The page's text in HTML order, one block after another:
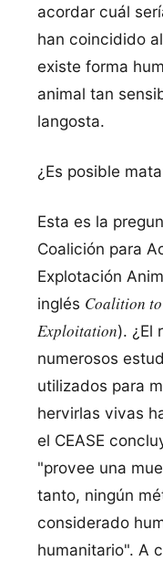
acordar cuál
han coincidido
existe forma
animal tan
langosta.
¿Es posible
Esta es la
Coalición para
Explotación
inglés Coalition
Exploitation). ¿El
numerosos
utilizados para
hervirlas vivas
el CEASE
"provee una
tanto, ningún
considerado
humanitario". A